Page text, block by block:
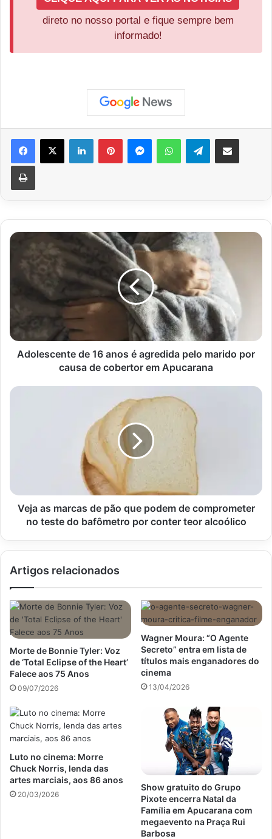
direto no nosso portal e fique sempre bem
informado!
Facebook
X LinkedinPinterestMessengerWhatsAppTelegramCompartilhar via e-mail
Imprimir
Adolescente
pelo
marido
por
causa
em
Adolescente de 16 anos é agredida pelo marido por
causa de cobertor em Apucarana
Veja
comprometer
no
teste
conter
Veja as marcas de pão que podem de comprometer
no teste do bafômetro por conter teor alcoólico
Artigos relacionados
Morte de Bonnie Tyler: Voz
de ‘Total Eclipse of the Heart’
Falece aos 75 Anos
09/07/2026
Wagner Moura: “O Agente
Secreto” entra em lista de
títulos mais enganadores do
cinema
13/04/2026
Luto no cinema: Morre
Chuck Norris, lenda das
artes marciais, aos 86 anos
20/03/2026
Show gratuito do Grupo
Pixote encerra Natal da
Família em Apucarana com
megaevento na Praça Rui
Barbosa